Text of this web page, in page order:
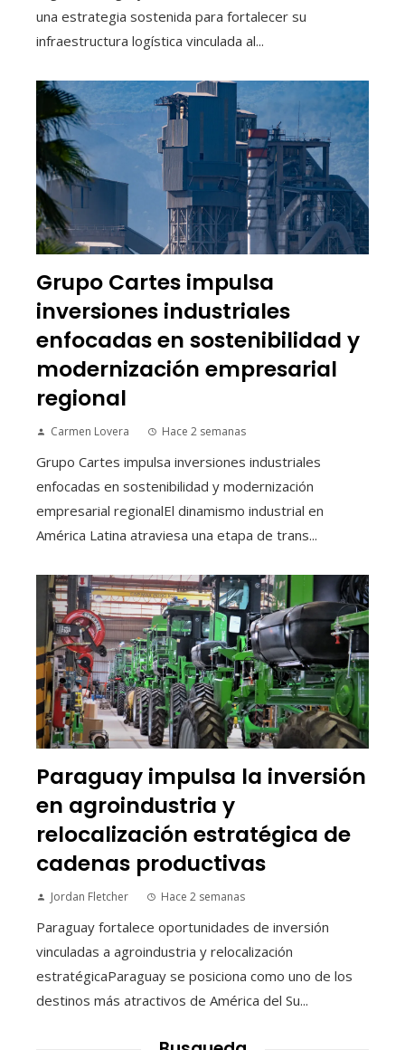
una estrategia sostenida para fortalecer su
infraestructura logística vinculada al...
Grupo Cartes impulsa
inversiones industriales
enfocadas en sostenibilidad y
modernización empresarial
regional
Carmen Lovera Hace 2 semanas
Grupo Cartes impulsa inversiones industriales
enfocadas en sostenibilidad y modernización
empresarial regionalEl dinamismo industrial en
América Latina atraviesa una etapa de trans...
Paraguay impulsa la inversión
en agroindustria y
relocalización estratégica de
cadenas productivas
Jordan Fletcher Hace 2 semanas
Paraguay fortalece oportunidades de inversión
vinculadas a agroindustria y relocalización
estratégicaParaguay se posiciona como uno de los
destinos más atractivos de América del Su...